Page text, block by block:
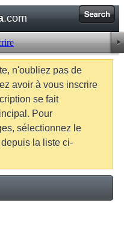
.com
n'oubliez pas de
avoir à vous inscrire
se fait
Pour
sélectionnez le
la liste ci-